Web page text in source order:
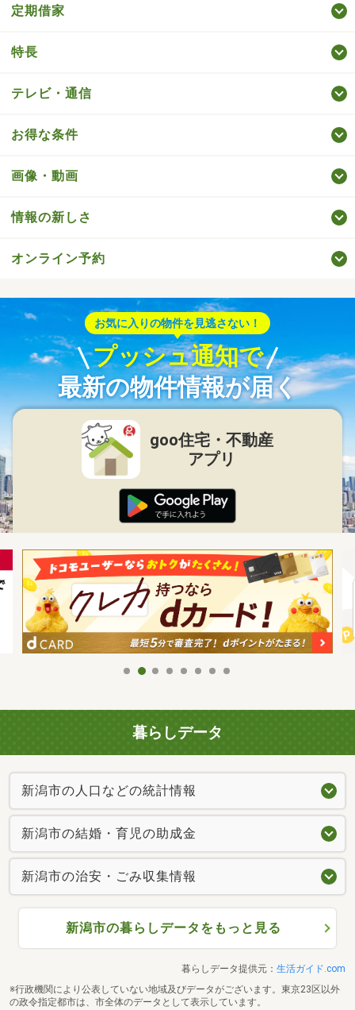
定期借家
特長
テレビ・通信
お得な条件
画像・動画
情報の新しさ
オンライン予約
お気に入りの物件を見逃さない！
プッシュ通知で
最新の物件情報が届く
goo住宅・不動産
アプリ
暮らしデータ
新潟市の人口などの統計情報
新潟市の結婚・育児の助成金
新潟市の治安・ごみ収集情報
新潟市の暮らしデータをもっと見る
暮らしデータ提供元： 生活ガイド.com
※行政機関により公表していない地域及びデータがございます。東京23区以外
の政令指定都市は、市全体のデータとして表示しています。